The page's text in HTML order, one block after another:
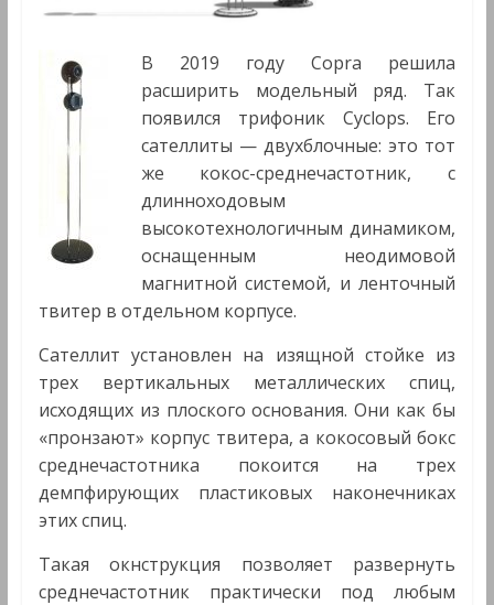
В 2019 году Copra решила
расширить модельный ряд. Так
появился трифоник Cyclops. Его
сателлиты — двухблочные: это тот
же кокос-среднечастотник, с
длинноходовым
высокотехнологичным динамиком,
оснащенным неодимовой
магнитной системой, и ленточный
твитер в отдельном корпусе.
Сателлит установлен на изящной стойке из
трех вертикальных металлических спиц,
исходящих из плоского основания. Они как бы
«пронзают» корпус твитера, а кокосовый бокс
среднечастотника покоится на трех
демпфирующих пластиковых наконечниках
этих спиц.
Такая окнструкция позволяет развернуть
среднечастотник практически под любым